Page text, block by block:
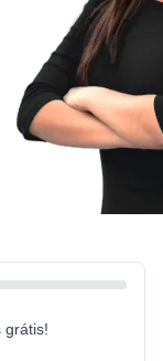
grátis!